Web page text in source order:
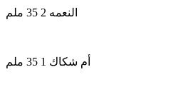
النعمه 2 35 ملم
أم شكاك 1 35 ملم